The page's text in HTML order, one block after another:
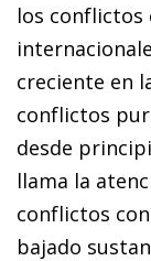
los conflictos
creciente en
conflictos
desde
llama la
conflictos
bajado